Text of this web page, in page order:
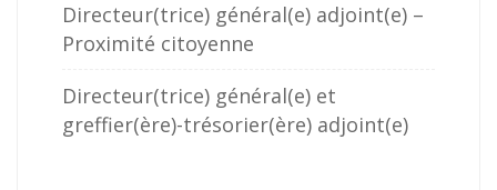
Directeur(trice) général(e) adjoint(e) –
Proximité citoyenne
Directeur(trice) général(e) et
greffier(ère)-trésorier(ère) adjoint(e)